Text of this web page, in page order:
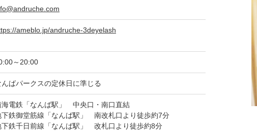
ameblo.jp/andruche-3deyelash
～20:00
んばパークスの定休日に準じる
海電鉄「なんば駅」 中央口・南口直結
下鉄御堂筋線「なんば駅」 南改札口より徒歩約7分
下鉄千日前線「なんば駅」 改札口より徒歩約8分